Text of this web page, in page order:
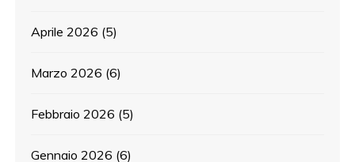
Aprile 2026 (5)
Marzo 2026 (6)
Febbraio 2026 (5)
Gennaio 2026 (6)